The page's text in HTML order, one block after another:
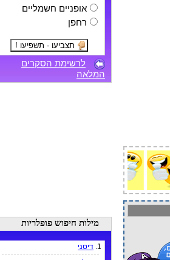
אופניים חשמליים
רחפן
לרשימת הסקרים
המלאה
מילות חיפוש פופלריות
1. דיסני